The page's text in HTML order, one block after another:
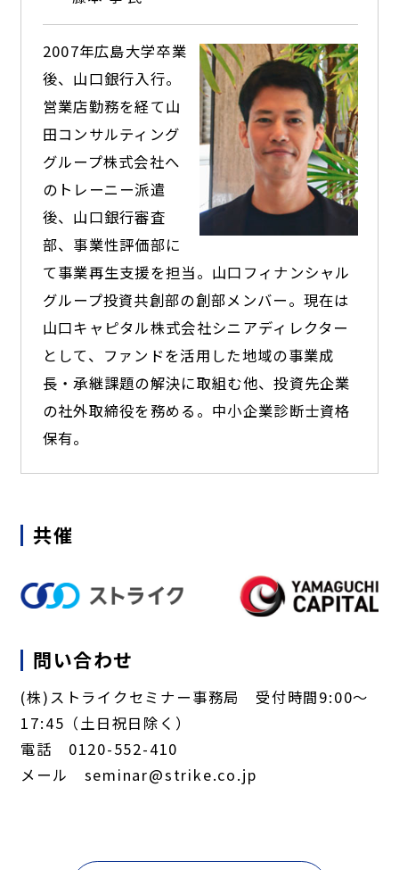
2007年広島大学卒業
後、山口銀行入行。
営業店勤務を経て山
田コンサルティング
グループ株式会社へ
のトレーニー派遣
後、山口銀行審査
部、事業性評価部に
て事業再生支援を担当。山口フィナンシャル
グループ投資共創部の創部メンバー。現在は
山口キャピタル株式会社シニアディレクター
として、ファンドを活用した地域の事業成
長・承継課題の解決に取組む他、投資先企業
の社外取締役を務める。中小企業診断士資格
保有。
共催
問い合わせ
(株)ストライクセミナー事務局 受付時間9:00～
17:45（土日祝日除く）
電話 0120-552-410
メール seminar@strike.co.jp